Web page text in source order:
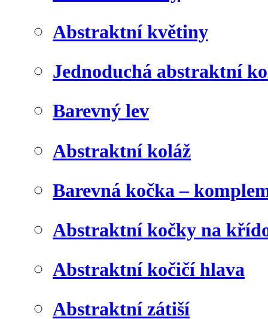
Abstraktní květiny
Jednoduchá abstraktní
Barevný lev
Abstraktní koláž
Barevná kočka –
Abstraktní kočky na
Abstraktní kočičí hlava
Abstraktní zátiší